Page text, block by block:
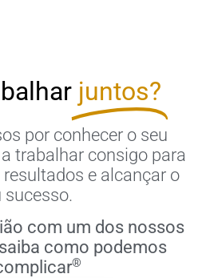
juntos?
por conhecer o seu
trabalhar consigo para
e alcançar o
sucesso.
com um dos nossos
como podemos
®